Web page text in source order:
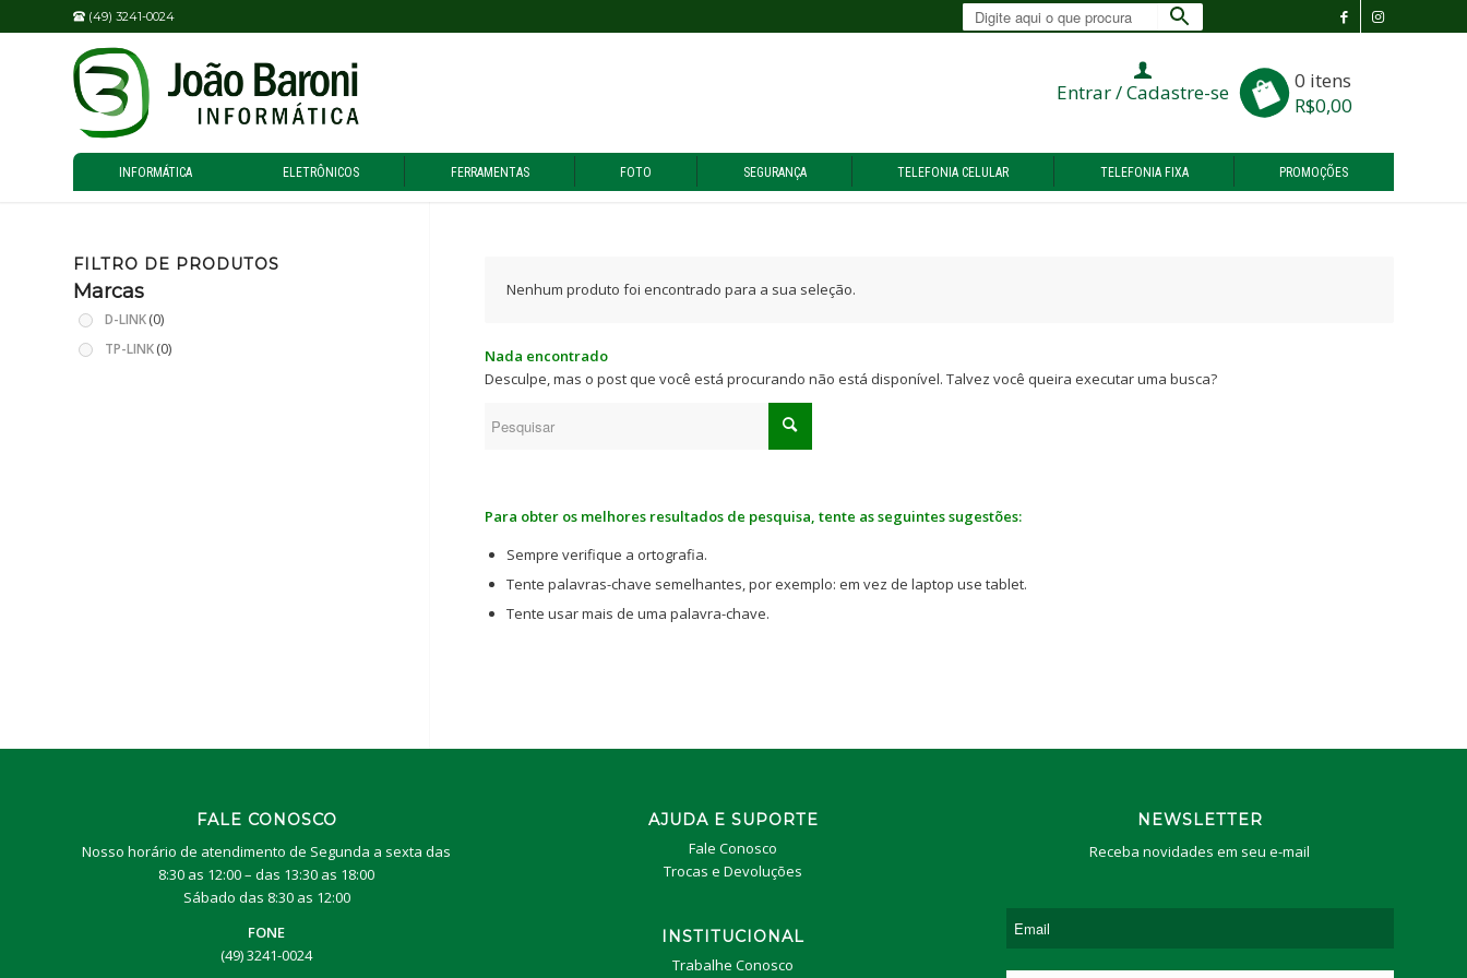
(49) 3241-0024
Entrar / Cadastre-se
0 itens
R$0,00
INFORMÁTICA ELETRÔNICOS FERRAMENTAS FOTO SEGURANÇA TELEFONIA CELULAR TELEFONIA FIXA PROMOÇÕES
Nenhum produto foi encontrado para a sua seleção.
Nada encontrado
Desculpe, mas o post que você está procurando não está disponível. Talvez você queira executar uma busca?
Para obter os melhores resultados de pesquisa, tente as seguintes sugestões:
Sempre verifique a ortografia.
Tente palavras-chave semelhantes, por exemplo: em vez de laptop use tablet.
Tente usar mais de uma palavra-chave.
FILTRO DE PRODUTOS
Marcas
D-LINK(0)
TP-LINK(0)
FALE CONOSCO
Nosso horário de atendimento de Segunda a sexta das
8:30 as 12:00 – das 13:30 as 18:00
Sábado das 8:30 as 12:00
FONE
(49) 3241-0024
AJUDA E SUPORTE
Fale Conosco
Trocas e Devoluções
INSTITUCIONAL
Trabalhe Conosco
NEWSLETTER
Receba novidades em seu e-mail